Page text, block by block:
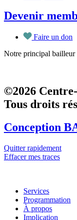
Devenir
Faire un don
Notre principal bailleur
©2026
Tous droits
Conception
Quitter rapidement
Effacer mes traces
Services
Programmation
À propos
Implication